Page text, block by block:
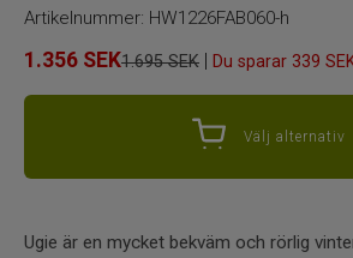
Artikelnummer: HW1226FAB060-h
1.356 SEK1.695 SEK | Du sparar 339
Välj alternativ
Ugie är en mycket bekväm och rörlig